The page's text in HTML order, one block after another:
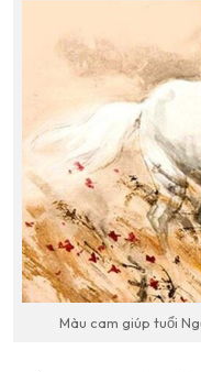
Màu cam giúp tuổi